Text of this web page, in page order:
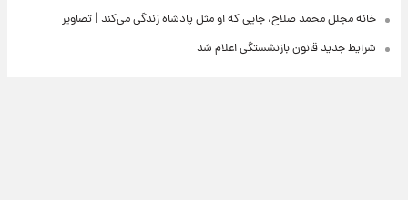
خانه مجلل محمد صلاح، جایی که او مثل پادشاه زندگی می‌کند | تصاویر
شرایط جدید قانون بازنشستگی اعلام شد